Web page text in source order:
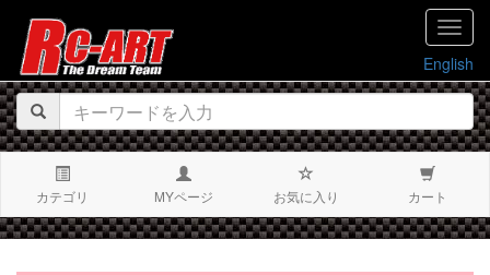
English
カテゴリ MYページ お気に入り カート